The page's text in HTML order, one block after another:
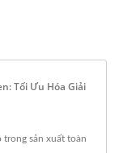
Tối Ưu Hóa Giải
trong sản xuất toàn